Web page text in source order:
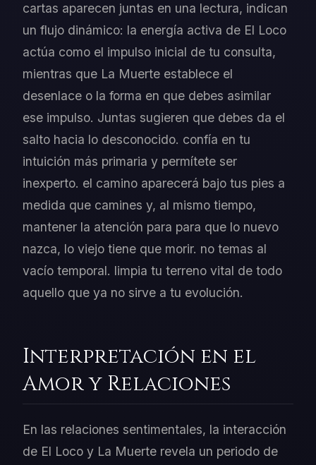
cartas aparecen juntas en una lectura, indican
un flujo dinámico: la energía activa de El Loco
actúa como el impulso inicial de tu consulta,
mientras que La Muerte establece el
desenlace o la forma en que debes asimilar
ese impulso. Juntas sugieren que debes da el
salto hacia lo desconocido. confía en tu
intuición más primaria y permítete ser
inexperto. el camino aparecerá bajo tus pies a
medida que camines y, al mismo tiempo,
mantener la atención para para que lo nuevo
nazca, lo viejo tiene que morir. no temas al
vacío temporal. limpia tu terreno vital de todo
aquello que ya no sirve a tu evolución.
Interpretación en el
Amor y Relaciones
En las relaciones sentimentales, la interacción
de El Loco y La Muerte revela un periodo de